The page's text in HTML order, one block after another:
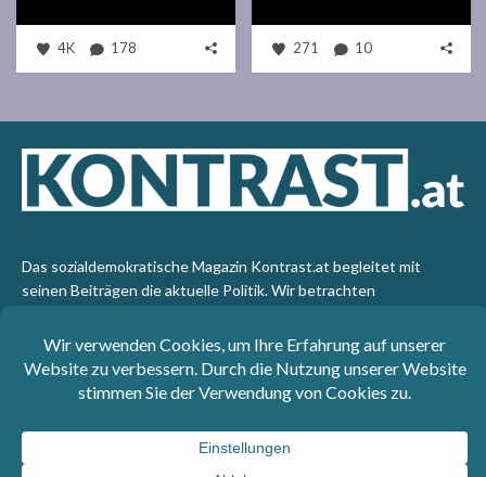
4K 178 271 10
Das sozialdemokratische Magazin Kontrast.at begleitet mit
seinen Beiträgen die aktuelle Politik. Wir betrachten
emanzipatorischen Standpunkt aus. Kontrast wirft den Blick der
sozialen Gerechtigkeit auf die Welt.
: SPÖ-Klub - 1017 Wien - Telefon: +43 1 40110-
3393 - e-mail: redaktion@kontrast.at -